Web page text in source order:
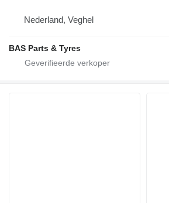
Nederland, Veghel
BAS Parts & Tyres